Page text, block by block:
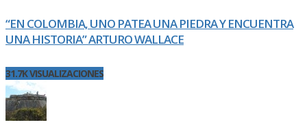
“EN COLOMBIA, UNO PATEA UNA PIEDRA Y ENCUENTRA
UNA HISTORIA” ARTURO WALLACE
31.7K VISUALIZACIONES